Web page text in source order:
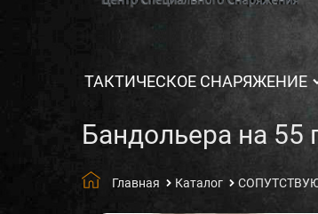
ТАКТИЧЕСКОЕ СНАРЯЖЕНИЕ
Бандольера на 55
Главная Каталог